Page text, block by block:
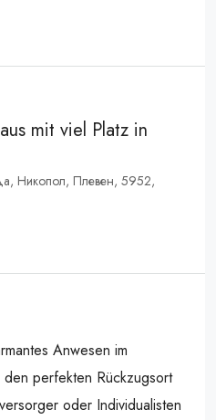
mit viel Platz in
Никопол, Плевен, 5952,
Anwesen im
perfekten Rückzugsort
oder Individualisten